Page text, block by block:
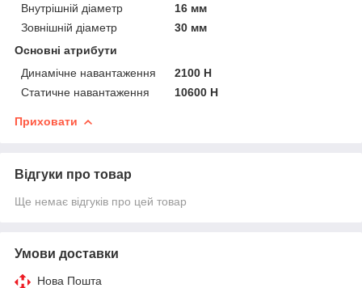
Внутрішній діаметр
16 мм
Зовнішній діаметр
30 мм
Основні атрибути
Динамічне навантаження
2100 Н
Статичне навантаження
10600 Н
Приховати
Відгуки про товар
Ще немає відгуків про цей товар
Умови доставки
Нова Пошта